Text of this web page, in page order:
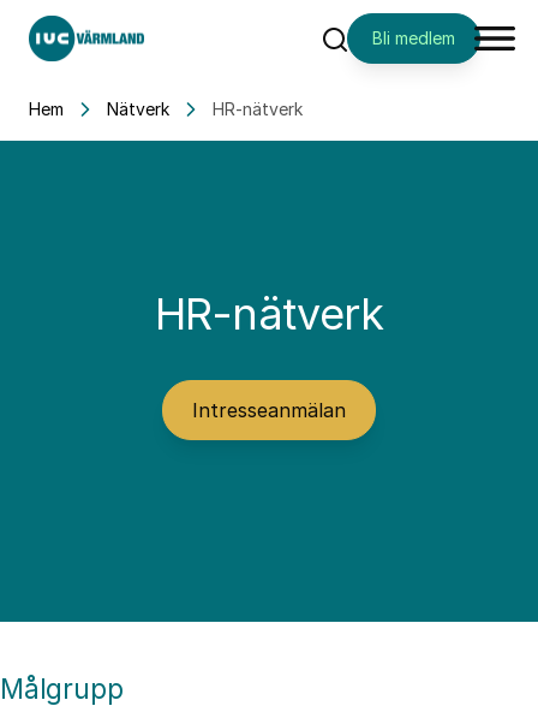
SökBli medlem
Hem Nätverk HR-nätverk
HR-nätverk
Intresseanmälan
Målgrupp